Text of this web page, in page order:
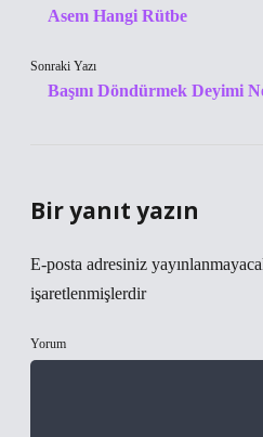
Asem Hangi Rütbe
Sonraki Yazı
Başını Döndürmek Deyimi
Bir yanıt yazın
E-posta adresiniz
işaretlenmişlerdir
Yorum